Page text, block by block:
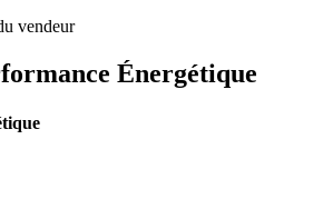
vendeur
Énergétique